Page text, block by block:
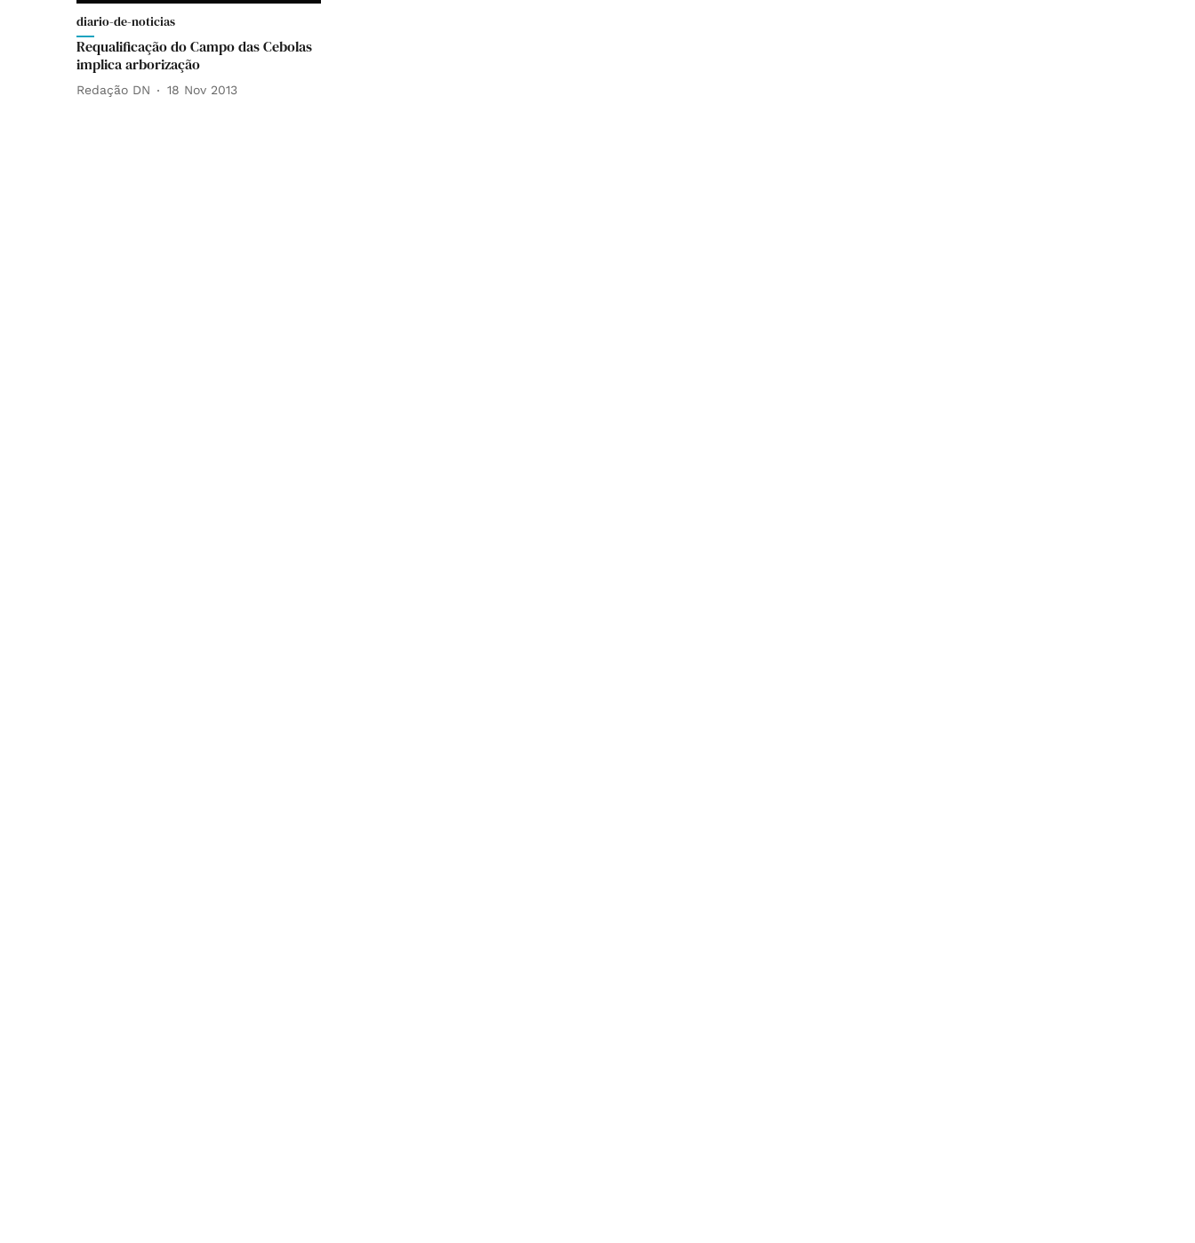
diario-de-noticias
Requalificação do Campo das Cebolas
implica arborização
Redação DN 18 Nov 2013